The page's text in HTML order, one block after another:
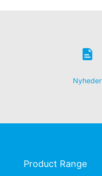
Nyheder
Product Range